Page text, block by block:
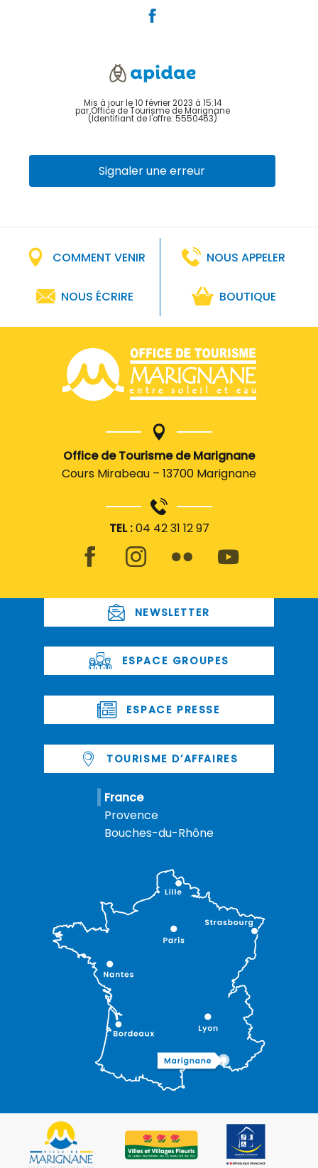
Mis à jour le 10 février 2023 à 15:14
par Office de Tourisme de Marignane
(Identifiant de l'offre: 5550463)
Signaler une erreur
COMMENT VENIR NOUS APPELER
NOUS ÉCRIRE BOUTIQUE
Office de Tourisme de Marignane
Cours Mirabeau – 13700 Marignane
TEL :04 42 31 12 97
NEWSLETTER
ESPACE GROUPES
ESPACE PRESSE
TOURISME D’AFFAIRES
France
Provence
Bouches-du-Rhône